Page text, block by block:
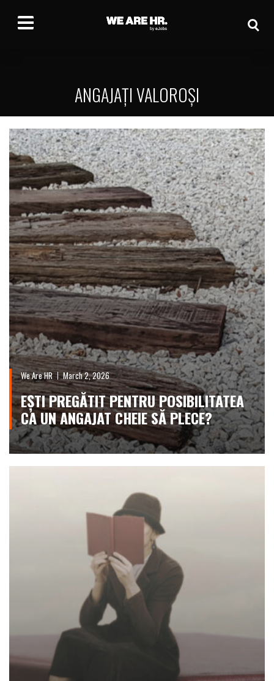
ANGAJAȚI VALOROȘI
We Are HR March 2, 2026
EȘTI PREGĂTIT PENTRU POSIBILITATEA
CA UN ANGAJAT CHEIE SĂ PLECE?